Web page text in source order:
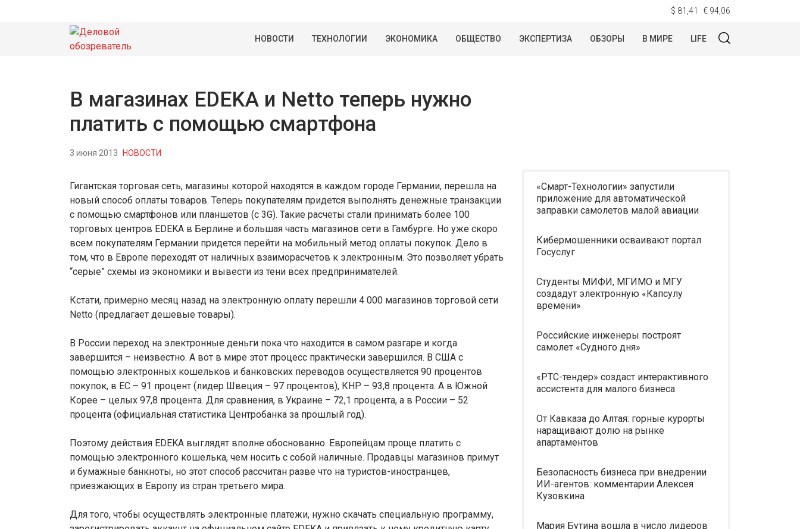
$ 81,41 € 94,06
НОВОСТИ ТЕХНОЛОГИИ ЭКОНОМИКА ОБЩЕСТВО ЭКСПЕРТИЗА ОБЗОРЫ В МИРЕ LIFE
В магазинах EDEKA и Netto теперь нужно
платить с помощью смартфона
3 июня 2013 НОВОСТИ
Гигантская торговая сеть, магазины которой находятся в каждом городе Германии, перешла на
новый способ оплаты товаров. Теперь покупателям придется выполнять денежные транзакции
с помощью смартфонов или планшетов (с 3G). Такие расчеты стали принимать более 100
торговых центров EDEKA в Берлине и большая часть магазинов сети в Гамбурге. Но уже скоро
всем покупателям Германии придется перейти на мобильный метод оплаты покупок. Дело в
том, что в Европе переходят от наличных взаиморасчетов к электронным. Это позволяет убрать
“серые” схемы из экономики и вывести из тени всех предпринимателей.
Кстати, примерно месяц назад на электронную оплату перешли 4 000 магазинов торговой сети
Netto (предлагает дешевые товары).
В России переход на электронные деньги пока что находится в самом разгаре и когда
завершится – неизвестно. А вот в мире этот процесс практически завершился. В США с
помощью электронных кошельков и банковских переводов осуществляется 90 процентов
покупок, в ЕС – 91 процент (лидер Швеция – 97 процентов), КНР – 93,8 процента. А в Южной
Корее – целых 97,8 процента. Для сравнения, в Украине – 72,1 процента, а в России – 52
процента (официальная статистика Центробанка за прошлый год).
Поэтому действия EDEKA выглядят вполне обоснованно. Европейцам проще платить с
помощью электронного кошелька, чем носить с собой наличные. Продавцы магазинов примут
и бумажные банкноты, но этот способ рассчитан разве что на туристов-иностранцев,
приезжающих в Европу из стран третьего мира.
Для того, чтобы осуществлять электронные платежи, нужно скачать специальную программу,
«Смарт-Технологии» запустили
приложение для автоматической
заправки самолетов малой авиации
Кибермошенники осваивают портал
Госуслуг
Студенты МИФИ, МГИМО и МГУ
создадут электронную «Капсулу
времени»
Российские инженеры построят
самолет «Судного дня»
«РТС-тендер» создаст интерактивного
ассистента для малого бизнеса
От Кавказа до Алтая: горные курорты
наращивают долю на рынке
апартаментов
Безопасность бизнеса при внедрении
ИИ-агентов: комментарии Алексея
Кузовкина
Мария Бутина вошла в число лидеров